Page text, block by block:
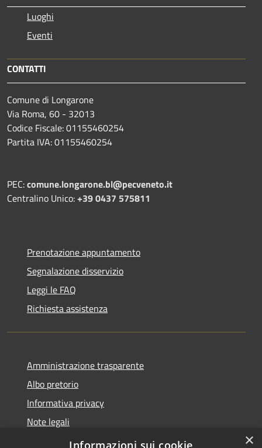
Luoghi
Eventi
CONTATTI
Comune di Longarone
Via Roma, 60 - 32013
Codice Fiscale: 01155460254
Partita IVA: 01155460254
PEC:comune.longarone.bl@pecveneto.it
Centralino Unico:+39 0437 575811
Prenotazione appuntamento
Segnalazione disservizio
Leggi le FAQ
Richiesta assistenza
Amministrazione trasparente
Albo pretorio
Informativa privacy
Note legali
Dichiarazione di accessibilità
×
Informazioni sui cookie